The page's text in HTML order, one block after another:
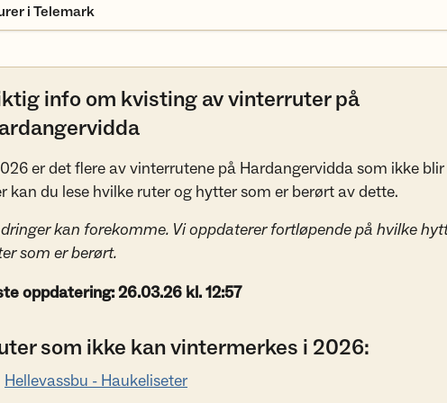
i Telemark
info om kvisting av vinterruter på
er det flere av vinterrutene på Hardangervidda som ikke
kan du lese hvilke ruter og hytter som er berørt av dette.
kan forekomme. Vi oppdaterer fortløpende på hvilke
som er berørt.
oppdatering: 26.03.26 kl. 12:57
som ikke kan vintermerkes i 2026:
Hellevassbu - Haukeliseter